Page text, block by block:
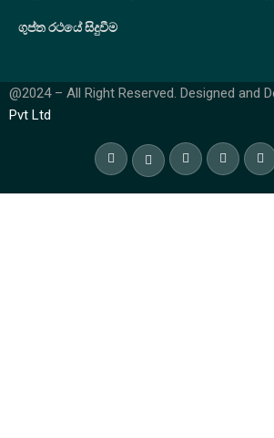
ගුප්ත රථයේ සිදුවීම
@2024 – All Right Reserved. Designed and
Pvt Ltd